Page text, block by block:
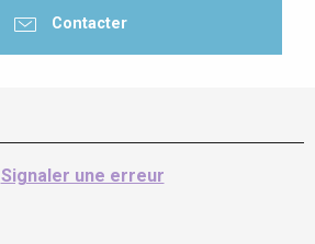
Contacter
Signaler une erreur